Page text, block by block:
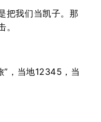
把我们当凯子。那
。
”，当地12345，当